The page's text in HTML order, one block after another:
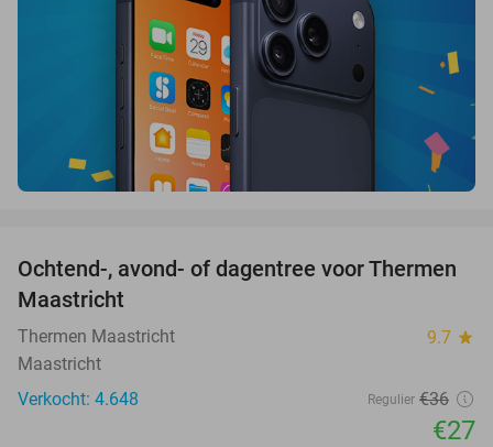
25%
Ochtend-, avond- of dagentree voor Thermen
Maastricht
Thermen Maastricht 9.7 star
Maastricht
Verkocht: 4.648
Regulier €36
€27